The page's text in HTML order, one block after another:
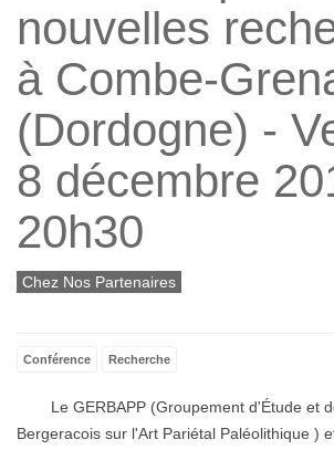
nouvelles
à Combe-
(Dordogne) -
8 décembre
20h30
Chez Nos Partenaires
Conférence Recherche
Le GERBAPP (Groupement d'Étude et
Bergeracois sur l'Art Pariétal Paléolithique )